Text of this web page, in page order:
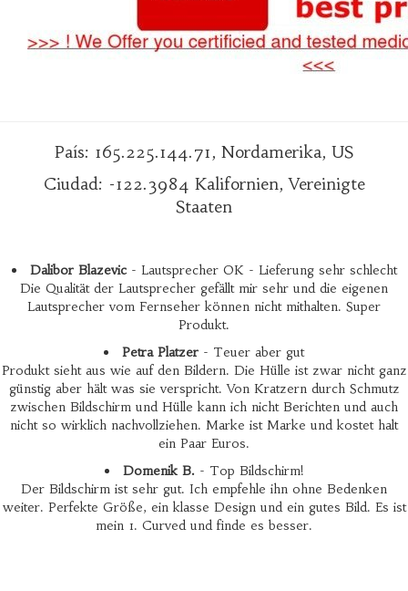
País: 165.225.144.71, Nordamerika, US
Ciudad: -122.3984 Kalifornien, Vereinigte
Staaten
Dalibor Blazevic- Lautsprecher OK - Lieferung sehr schlecht
Die Qualität der Lautsprecher gefällt mir sehr und die eigenen
Lautsprecher vom Fernseher können nicht mithalten. Super
Produkt.
Petra Platzer - Teuer aber gut
Produkt sieht aus wie auf den Bildern. Die Hülle ist zwar nicht ganz
günstig aber hält was sie verspricht. Von Kratzern durch Schmutz
zwischen Bildschirm und Hülle kann ich nicht Berichten und auch
nicht so wirklich nachvollziehen. Marke ist Marke und kostet halt
ein Paar Euros.
Domenik B. - Top Bildschirm!
Der Bildschirm ist sehr gut. Ich empfehle ihn ohne Bedenken
weiter. Perfekte Größe, ein klasse Design und ein gutes Bild. Es ist
mein 1. Curved und finde es besser.